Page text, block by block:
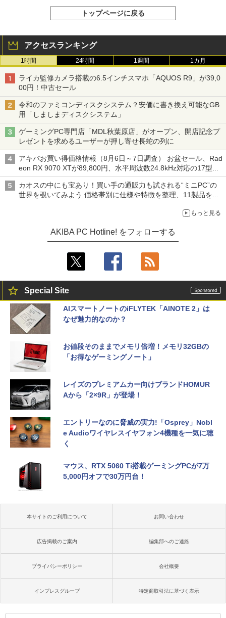
トップページに戻る
アクセスランキング
1時間 24時間 1週間 1カ月
ライカ監修カメラ搭載の6.5インチスマホ「AQUOS R9」が39,0
00円！中古セール
令和のファミコンディスクシステム？安価に書き換え可能なGB
用「しましまディスクシステム」
ゲーミングPC専門店「MDL秋葉原店」がオープン、開店記念プ
レゼントを求めるユーザーが押し寄せ長蛇の列に
アキバお買い得価格情報（8月6日～7日調査） お盆セール、Rad
eon RX 9070 XTが89,800円、水平周波数24.8kHz対応の17型モ
ニターが9,801円、暑さ指数連動セール ほか
カオスの中にも宝あり！買い手の通販力も試される“ミニPC”の
世界を覗いてみよう 価格帯別に仕様や特徴を整理、11製品をピ
もっと見る
AKIBA PC Hotline! をフォローする
Special Site
AIスマートノートのiFLYTEK「AINOTE 2」は
なぜ魅力的なのか？
お値段そのままでメモリ倍増！メモリ32GBの
「お得なゲーミングノート」
レイズのプレミアムカー向けブランドHOMUR
Aから「2×9R」が登場！
エントリーなのに脅威の実力!「Osprey」Nobl
e Audioワイヤレスイヤフォン4機種を一気に聴
く
マウス、RTX 5060 Ti搭載ゲーミングPCが7万
5,000円オフで30万円台！
本サイトのご利用について お問い合わせ
広告掲載のご案内 編集部へのご連絡
プライバシーポリシー 会社概要
インプレスグループ 特定商取引法に基づく表示